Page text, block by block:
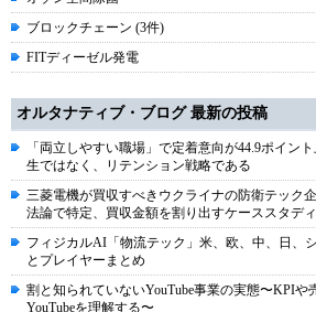
ブロックチェーン (3件)
FITディーゼル発電
オルタナティブ・ブログ 最新の投稿
「両立しやすい職場」で定着意向が44.9ポイン
生ではなく、リテンション戦略である
三菱電機が買収すべきウクライナの防衛テック
法論で特定、買収金額を割り出すケーススタディ
フィジカルAI「物流テック」米、欧、中、日、
とプレイヤーまとめ
割と知られていないYouTube事業の実態〜KPIや
YouTubeを理解する〜